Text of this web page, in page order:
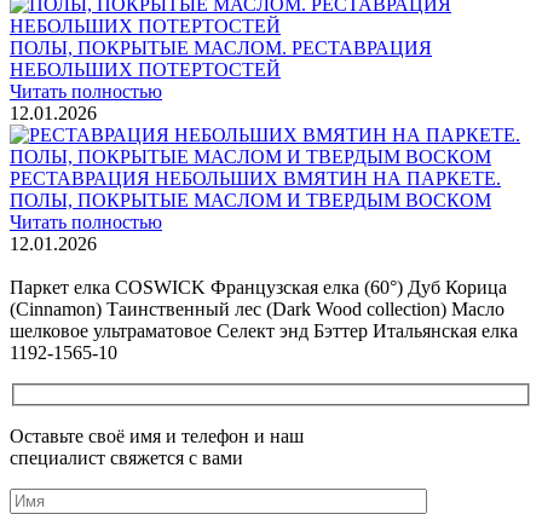
ПОЛЫ, ПОКРЫТЫЕ МАСЛОМ. РЕСТАВРАЦИЯ
НЕБОЛЬШИХ ПОТЕРТОСТЕЙ
Читать полностью
12.01.2026
РЕСТАВРАЦИЯ НЕБОЛЬШИХ ВМЯТИН НА ПАРКЕТЕ.
ПОЛЫ, ПОКРЫТЫЕ МАСЛОМ И ТВЕРДЫМ ВОСКОМ
Читать полностью
12.01.2026
Паркет елка COSWICK Французская елка (60°) Дуб Корица
(Cinnamon) Таинственный лес (Dark Wood collection) Масло
шелковое ультраматовое Селект энд Бэттер Итальянская елка
1192-1565-10
Оставьте своё имя и телефон и наш
специалист свяжется с вами